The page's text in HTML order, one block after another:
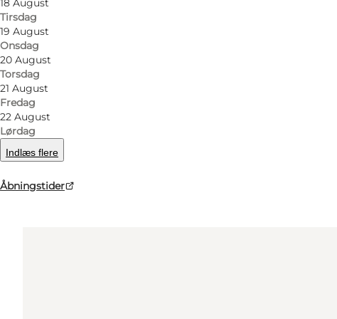
18 August
Tirsdag
19 August
Onsdag
20 August
Torsdag
21 August
Fredag
22 August
Lørdag
Indlæs flere
Åbningstider